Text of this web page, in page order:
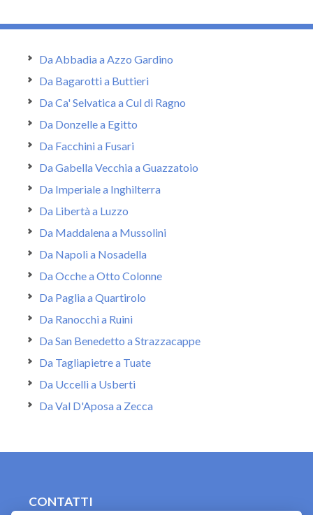
Da Abbadia a Azzo Gardino
Da Bagarotti a Buttieri
Da Ca' Selvatica a Cul di Ragno
Da Donzelle a Egitto
Da Facchini a Fusari
Da Gabella Vecchia a Guazzatoio
Da Imperiale a Inghilterra
Da Libertà a Luzzo
Da Maddalena a Mussolini
Da Napoli a Nosadella
Da Ocche a Otto Colonne
Da Paglia a Quartirolo
Da Ranocchi a Ruini
Da San Benedetto a Strazzacappe
Da Tagliapietre a Tuate
Da Uccelli a Usberti
Da Val D'Aposa a Zecca
CONTATTI